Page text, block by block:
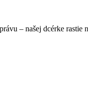
– našej dcérke